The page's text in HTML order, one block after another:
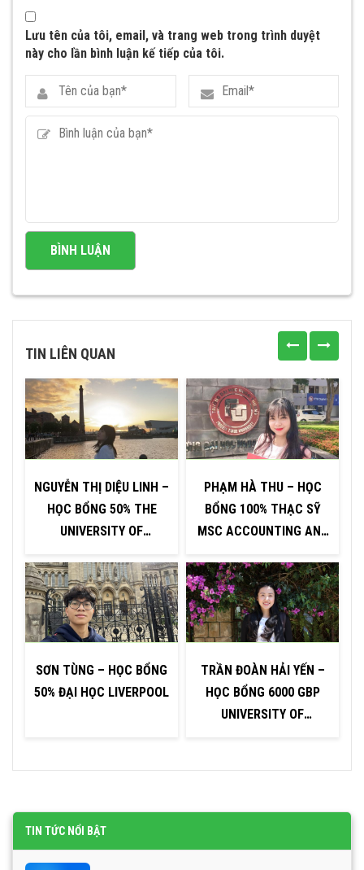
Lưu tên của tôi, email, và trang web trong trình duyệt
này cho lần bình luận kế tiếp của tôi.
TIN LIÊN QUAN
NGUYỄN THỊ DIỆU LINH –
HỌC BỔNG 50% THE
UNIVERSITY OF
SƠN TÙNG – HỌC BỔNG
50% ĐẠI HỌC LIVERPOOL
PHẠM HÀ THU – HỌC
BỔNG 100% THẠC SỸ
MSC ACCOUNTING AND
LIVERPOOL
TRẦN ĐOÀN HẢI YẾN –
HỌC BỔNG 6000 GBP
UNIVERSITY OF
TIN TỨC NỔI BẬT